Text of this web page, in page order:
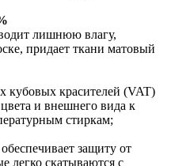
лишнюю влагу,
придает ткани матовый
кубовых красителей (VAT)
и внешнего вида к
стиркам;
защиту от
легко скатываются с